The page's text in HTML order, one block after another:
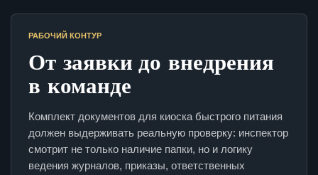
РАБОЧИЙ КОНТУР
От заявки до внедрения
в команде
Комплект документов для киоска быстрого питания
должен выдерживать реальную проверку: инспектор
смотрит не только наличие папки, но и логику
ведения журналов, приказы, ответственных